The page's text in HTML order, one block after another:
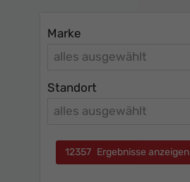
Marke
alles ausgewählt
Standort
alles ausgewählt
12357 Ergebnisse anzeigen